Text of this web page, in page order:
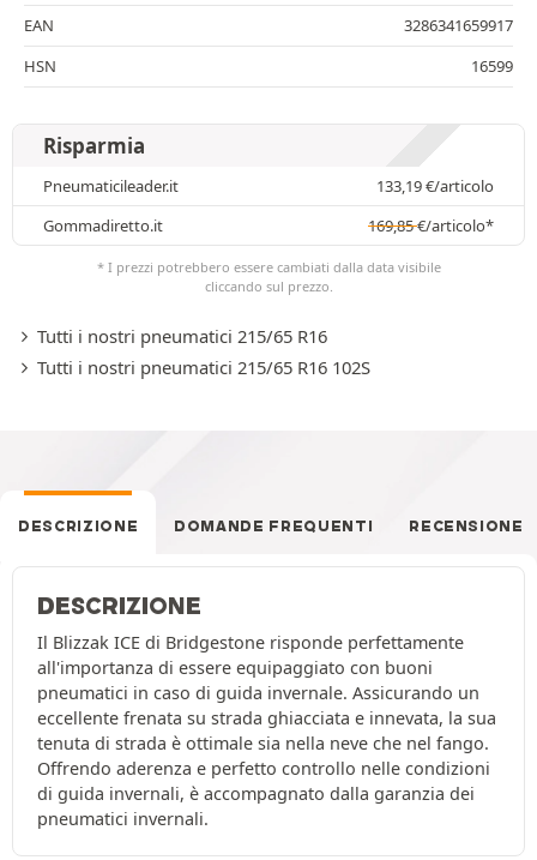
EAN
3286341659917
HSN
16599
Risparmia
Pneumaticileader.it 133,19€/articolo
Gommadiretto.it
169,85€/articolo*
* I prezzi potrebbero essere cambiati dalla data visibile
cliccando sul prezzo.
Tutti i nostri pneumatici 215/65 R16
Tutti i nostri pneumatici 215/65 R16 102S
DESCRIZIONE DOMANDE FREQUENTI RECENSIONE
DESCRIZIONE
Il Blizzak ICE di Bridgestone risponde perfettamente
all'importanza di essere equipaggiato con buoni
pneumatici in caso di guida invernale. Assicurando un
eccellente frenata su strada ghiacciata e innevata, la sua
tenuta di strada è ottimale sia nella neve che nel fango.
Offrendo aderenza e perfetto controllo nelle condizioni
di guida invernali, è accompagnato dalla garanzia dei
pneumatici invernali.